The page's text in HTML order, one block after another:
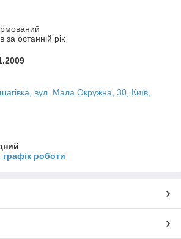
за останній рік
вул. Мала Окружна, 30, Київ,
роботи